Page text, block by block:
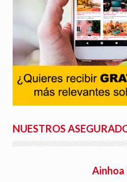
NUESTROS
Rafael